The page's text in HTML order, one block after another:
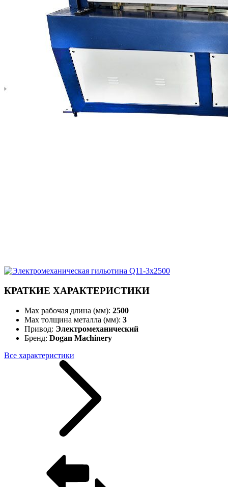
КРАТКИЕ ХАРАКТЕРИСТИКИ
Max рабочая длина (мм): 2500
Max толщина металла (мм): 3
Привод: Электромеханический
Бренд: Dogan Machinery
Все характеристики